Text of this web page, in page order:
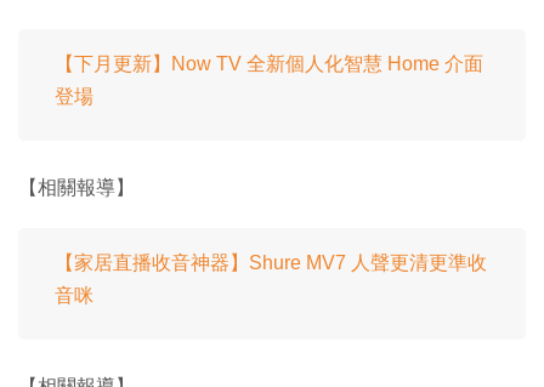
【下月更新】Now TV 全新個人化智慧 Home 介面
登場
【相關報導】
【家居直播收音神器】Shure MV7 人聲更清更準收
音咪